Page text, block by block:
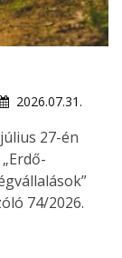
2026.07.31.
27-én
74/2026.